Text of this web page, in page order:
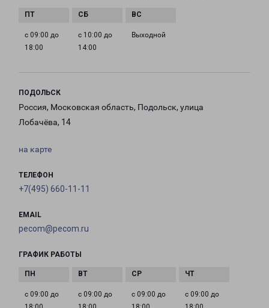
с 09:00 до
18:00
с 10:00 до
14:00
Выходной
ПОДОЛЬСК
Россия, Московская область, Подольск, улица
Лобачёва, 14
на карте
ТЕЛЕФОН
+7(495) 660-11-11
EMAIL
pecom@pecom.ru
ГРАФИК РАБОТЫ
с 09:00 до
с 09:00 до
с 09:00 до
с 09:00 до